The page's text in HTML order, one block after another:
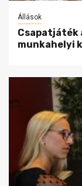
Állások
Csapatjáték
munkahelyi